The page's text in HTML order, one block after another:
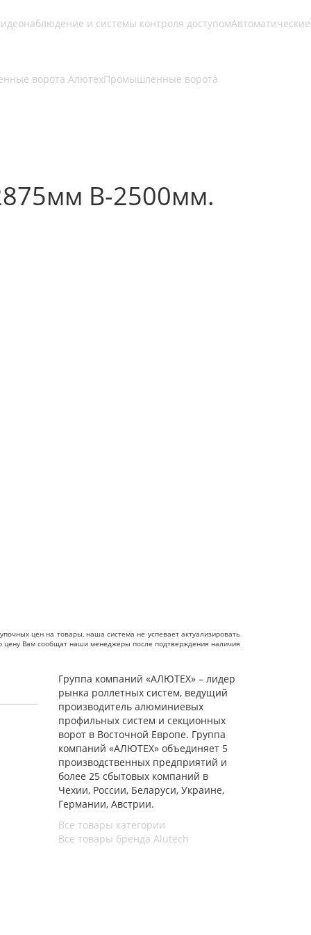
и системы контроля доступомАвтоматические
ворота АлютехПромышленные ворота
В-2500мм.
цен на товары, наша система не успевает актуализировать
Вам сообщат наши менеджеры после подтверждения наличия
Группа компаний «АЛЮТЕХ» – лидер
рынка роллетных систем, ведущий
производитель алюминиевых
профильных систем и секционных
ворот в Восточной Европе. Группа
компаний «АЛЮТЕХ» объединяет 5
производственных предприятий и
более 25 сбытовых компаний в
Чехии, России, Беларуси, Украине,
Германии, Австрии.
Все товары категории
Все товары бренда Alutech